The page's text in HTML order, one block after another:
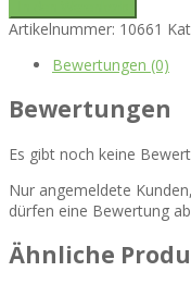
Artikelnummer: 10661
Bewertungen (0)
Bewertungen
Es gibt noch keine
Nur angemeldete
dürfen eine Bewertung
Ähnliche